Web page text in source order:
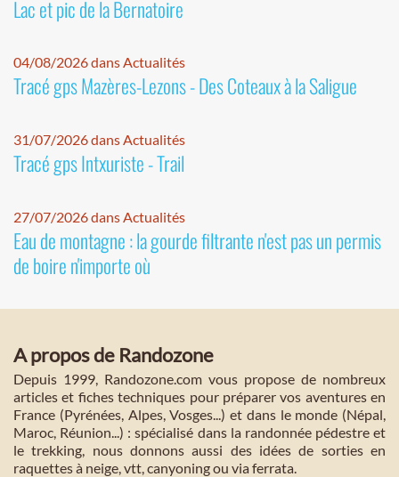
Lac et pic de la Bernatoire
04/08/2026 dans Actualités
Tracé gps Mazères-Lezons - Des Coteaux à la Saligue
31/07/2026 dans Actualités
Tracé gps Intxuriste - Trail
27/07/2026 dans Actualités
Eau de montagne : la gourde filtrante n'est pas un permis
de boire n'importe où
A propos de Randozone
Depuis 1999, Randozone.com vous propose de nombreux
articles et fiches techniques pour préparer vos aventures en
France (Pyrénées, Alpes, Vosges...) et dans le monde (Népal,
Maroc, Réunion...) : spécialisé dans la randonnée pédestre et
le trekking, nous donnons aussi des idées de sorties en
raquettes à neige, vtt, canyoning ou via ferrata.